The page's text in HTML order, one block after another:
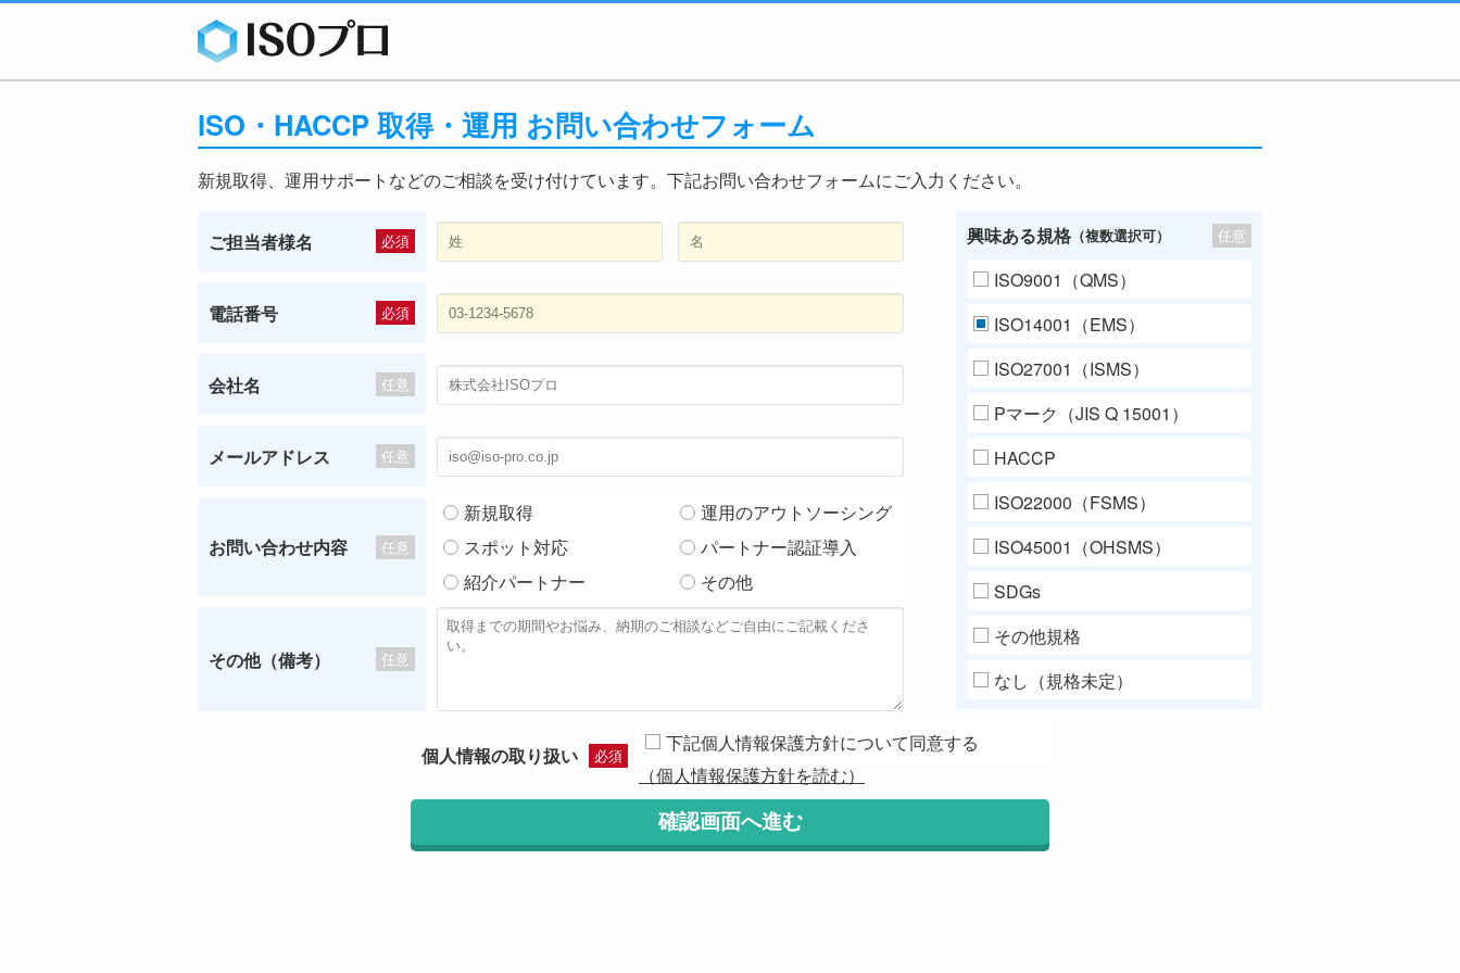
ISO・HACCP 取得・運用 お問い合わせフォーム
新規取得、運用サポートなどのご相談を受け付けています。下記お問い合わせフォームにご入力ください。
ご担当者様名 必須
電話番号 必須
会社名 任意
メールアドレス 任意
お問い合わせ内容 任意
新規取得
運用のアウトソーシング
スポット対応
パートナー認証導入
紹介パートナー
その他
その他（備考） 任意
興味ある規格 （複数選択可） 任意
ISO9001（QMS）
ISO14001（EMS）
ISO27001（ISMS）
Pマーク（JIS Q 15001）
HACCP
ISO22000（FSMS）
ISO45001（OHSMS）
SDGs
その他規格
なし（規格未定）
個人情報の取り扱い 必須
下記個人情報保護方針について同意する
（個人情報保護方針を読む）